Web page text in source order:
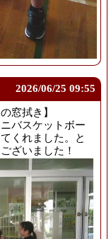
2026/06/25 09:55
窓拭き】
バスケットボー
くれました。と
ざいました！